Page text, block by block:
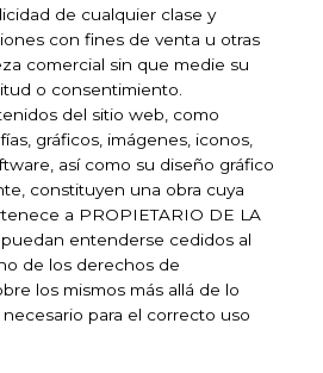
de cualquier clase y
con fines de venta u otras
comercial sin que medie su
o consentimiento.
del sitio web, como
gráficos, imágenes, iconos,
así como su diseño gráfico
constituyen una obra cuya
a PROPIETARIO DE LA
entenderse cedidos al
de los derechos de
los mismos más allá de lo
para el correcto uso